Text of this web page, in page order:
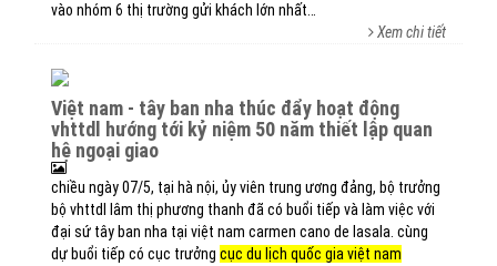
vào nhóm 6 thị trường gửi khách lớn nhất…
Xem chi tiết
việt nam - tây ban nha thúc đẩy hoạt động
vhttdl hướng tới kỷ niệm 50 năm thiết lập quan
hệ ngoại giao
chiều ngày 07/5, tại hà nội, ủy viên trung ương đảng, bộ trưởng
bộ vhttdl lâm thị phương thanh đã có buổi tiếp và làm việc với
đại sứ tây ban nha tại việt nam carmen cano de lasala. cùng
dự buổi tiếp có cục trưởng cục du lịch quốc gia việt nam